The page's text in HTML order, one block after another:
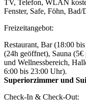
TV, Telefon, WLAN
Fenster, Safe, Föhn, Bad/
Freizeitangebot:
Restaurant, Bar (18:00
(24h geöffnet), Sauna
und Wellnessbereich,
6:00 bis 23:00 Uhr).
Superiorzimmer und
Check-In & Check-Out: